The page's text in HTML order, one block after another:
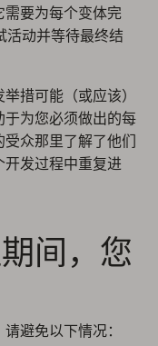
需要为每个变体完
活动并等待最终结
措可能（或应该）
于为您必须做出的每
众那里了解了他们
发过程中重复进
间，您
避免以下情况：